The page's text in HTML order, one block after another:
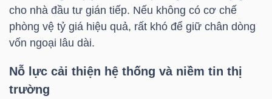
cho nhà đầu tư gián tiếp. Nếu không có cơ chế
phòng vệ tỷ giá hiệu quả, rất khó để giữ chân dòng
vốn ngoại lâu dài.
Nỗ lực cải thiện hệ thống và niềm tin thị
trường
CÔNG
NGHIỆP